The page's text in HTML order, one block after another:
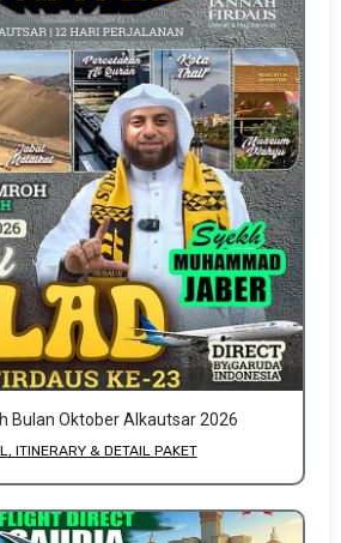
Bulan Oktober Alkautsar 2026
ITINERARY & DETAIL PAKET